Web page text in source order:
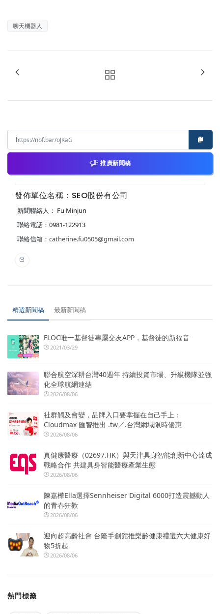
聊天機器人
推廣新聞稿
發佈單位名稱：SEO股份有公司
新聞聯絡人： Fu Minjun
聯絡電話：0981-122913
聯絡信箱： catherine.fu0505@gmail.com
精選新聞稿 最新新聞稿
FLOC唯一基督徒專屬交友APP，基督徒的新福音
2021/03/29
聯合航空深耕台灣40週年 持續投資市場、升級機隊並強
化全球航網連結
2026/08/06
社群觸及會變，品牌入口要掌握在自己手上：
Cloudmax 匯智推出 .tw／.台灣網域限時優惠
2026/08/06
真健康醫療（02697.HK）與天津具身智能創新中心達成
戰略合作 共建具身智能醫療產業生態
2026/08/06
陳嘉樺Ella選擇Sennheiser Digital 6000打造震撼動人
的青春狂歡
2026/08/06
迎向超高齡社會 台隆手創館推樂齡健康禮選六大健康好
物5折起
2026/08/06
熱門標籤